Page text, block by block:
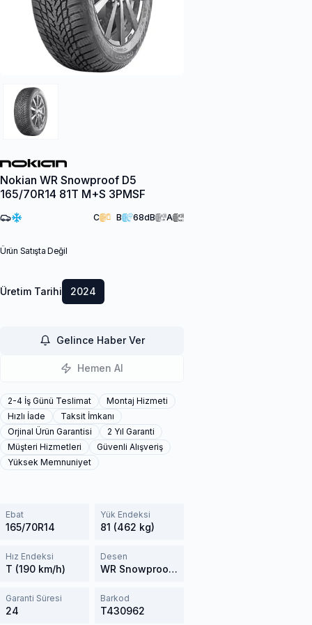
Nokian WR Snowproof D5
165/70R14 81T M+S 3PMSF
C B 68dB A
Ürün Satışta Değil
Üretim Tarihi 2024
Gelince Haber Ver
Hemen Al
2-4 İş Günü Teslimat
Montaj Hizmeti
Hızlı İade
Taksit İmkanı
Orjinal Ürün Garantisi
2 Yıl Garanti
Müşteri Hizmetleri
Güvenli Alışveriş
Yüksek Memnuniyet
Ebat
165/70R14
Yük Endeksi
81 (462 kg)
Hız Endeksi
T (190 km/h)
Desen
WR Snowproof D5
Garanti Süresi
24
Barkod
T430962